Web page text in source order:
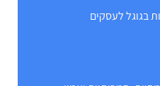
בגוגל לעסקים